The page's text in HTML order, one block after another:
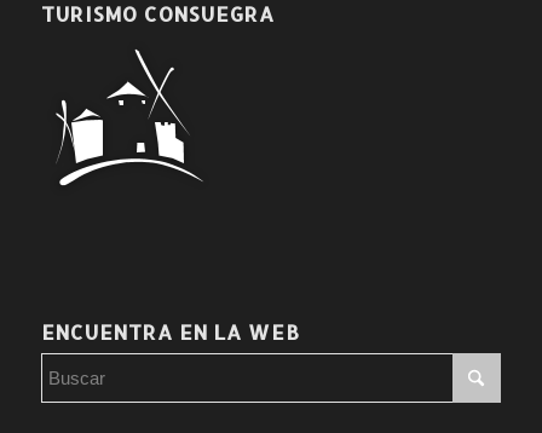
TURISMO CONSUEGRA
ENCUENTRA EN LA WEB